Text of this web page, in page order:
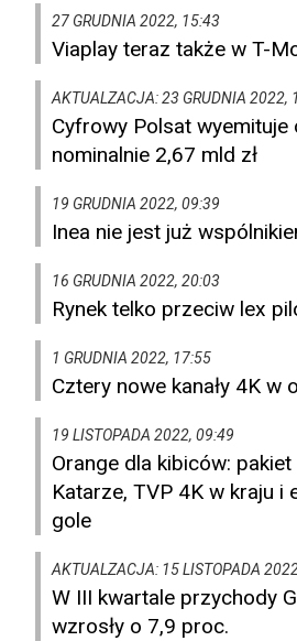
27 GRUDNIA 2022, 15:43
Viaplay teraz także w T-
AKTUALZACJA: 23 GRUDNIA 2022,
Cyfrowy Polsat wyemituje
nominalnie 2,67 mld zł
19 GRUDNIA 2022, 09:39
Inea nie jest już
16 GRUDNIA 2022, 20:03
Rynek telko przeciw lex
1 GRUDNIA 2022, 17:55
Cztery nowe kanały 4K w
19 LISTOPADA 2022, 09:49
Orange dla kibiców:
Katarze, TVP 4K w kraju i
gole
AKTUALZACJA: 15 LISTOPADA
W III kwartale przychody
wzrosły o 7,9 proc.